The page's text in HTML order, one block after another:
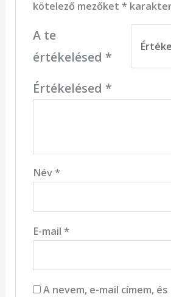
kötelező mezőket *
A te
értékelésed *
Értékelésed *
Név*
E-mail *
A nevem, e-mail címem, és